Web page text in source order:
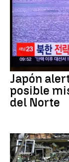
Japón
posible
del Norte